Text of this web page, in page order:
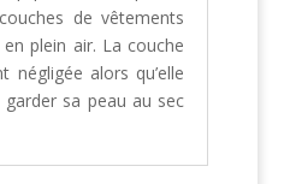
de vêtements
plein air. La couche
négligée alors qu’elle
sa peau au sec